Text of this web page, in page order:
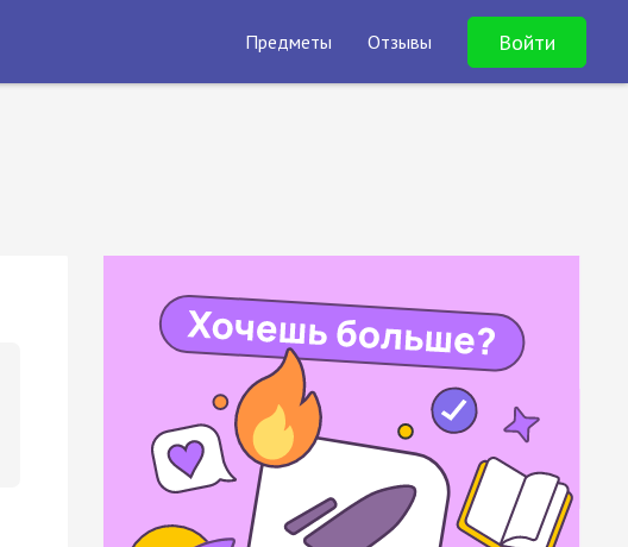
Предметы Отзывы Войти